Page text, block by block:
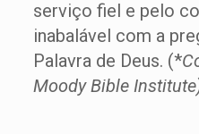
serviço fiel e pelo
inabalável com a
Palavra de Deus. (*
Moody Bible